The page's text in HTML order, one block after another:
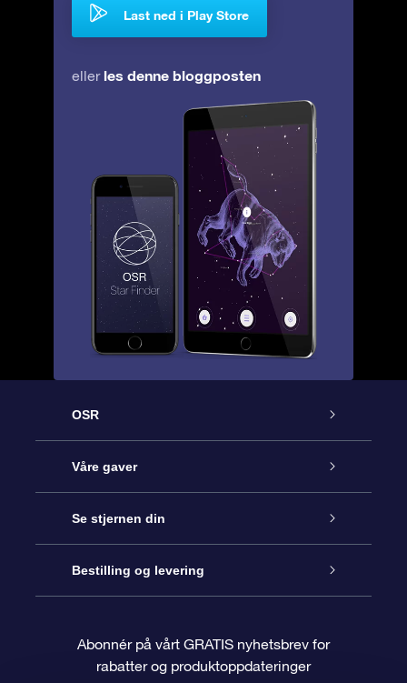
Last ned i Play Store
eller les denne bloggposten
OSR
Kundeservice
Kontakt oss
Bloggen
Anmeldelser
Våre gaver
Online Stjernegave
OSR Gavepakke
OSR-gavekortet
Se stjernen din
Star Register
Pesontilpasset stjerneside
Bestilling og levering
Betalingsinformasjon
Abonnér på vårt GRATIS nyhetsbrev for
rabatter og produktoppdateringer